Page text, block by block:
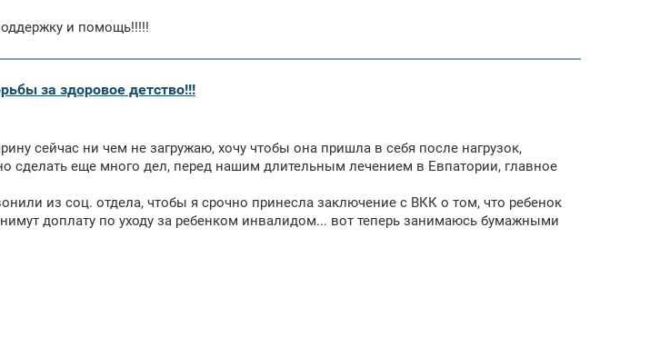
и помощь!!!!!
за здоровое детство!!!
сейчас ни чем не загружаю, хочу чтобы она пришла в себя после нагрузок,
сделать еще много дел, перед нашим длительным лечением в Евпатории, главное
из соц. отдела, чтобы я срочно принесла заключение с ВКК о том, что ребенок
доплату по уходу за ребенком инвалидом... вот теперь занимаюсь бумажными